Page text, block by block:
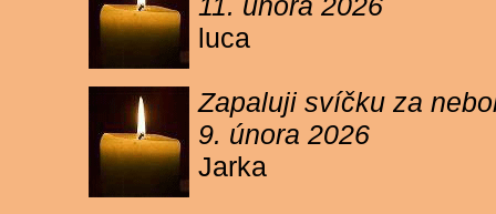
luca
Zapaluji svíčku za
9. února 2026
Jarka